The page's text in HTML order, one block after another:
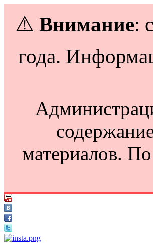
⚠️ Внимание:
года.
материалов.